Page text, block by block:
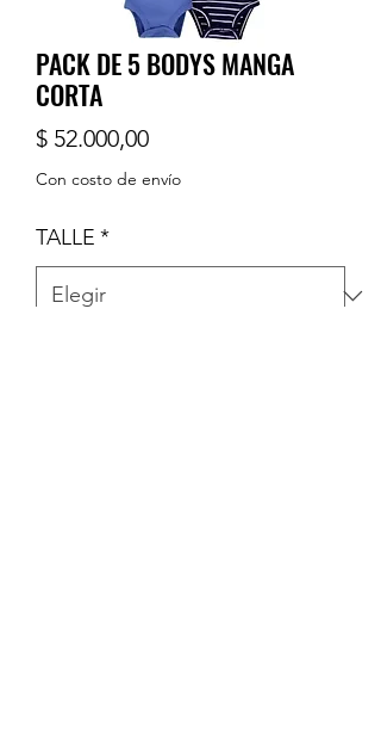
PACK DE 5 BODYS MANGA
CORTA
$ 52.000,00Precio
Con costo de envío
TALLE *